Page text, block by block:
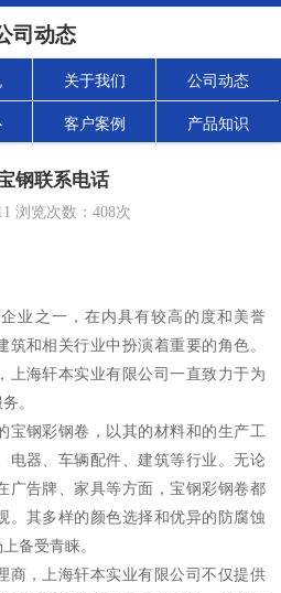
司动态
关于我们 公司动态
客户案例 产品知识
钢联系电话
浏览次数： 408次
业之一，在内具有较高的度和美誉
和相关行业中扮演着重要的角色。
上海轩本实业有限公司一直致力于为
。
宝钢彩钢卷，以其的材料和的生产工
电器、车辆配件、建筑等行业。无论
广告牌、家具等方面，宝钢彩钢卷都
。其多样的颜色选择和优异的防腐蚀
备受青睐。
商，上海轩本实业有限公司不仅提供